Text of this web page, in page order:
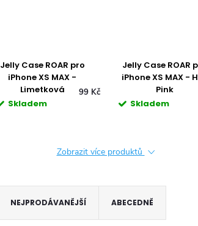
Jelly Case ROAR pro
iPhone XS MAX -
Limetková
Skladem
99 Kč
Jelly Case ROAR
iPhone XS MAX -
Pink
Skladem
Zobrazit více produktů
NEJPRODÁVANĚJŠÍ ABECEDNĚ